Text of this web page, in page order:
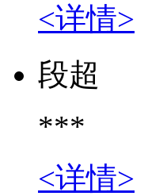
<详情>
段超
***
<详情>